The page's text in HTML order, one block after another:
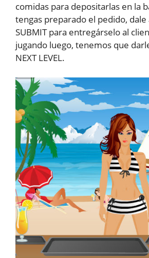
comidas para depositarlas en la
tengas preparado el pedido, dale
SUBMIT para entregárselo al
jugando luego, tenemos que
NEXT LEVEL.